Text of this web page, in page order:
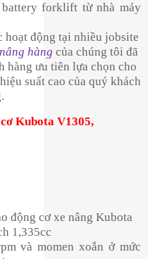
forklift từ nhà máy
động tại nhiều jobsite
hàng của chúng tôi đã
hàng ưu tiên lựa chọn cho
suất cao của quý khách
Kubota V1305,
động cơ xe nâng Kubota
1,335cc
và momen xoắn ở mức